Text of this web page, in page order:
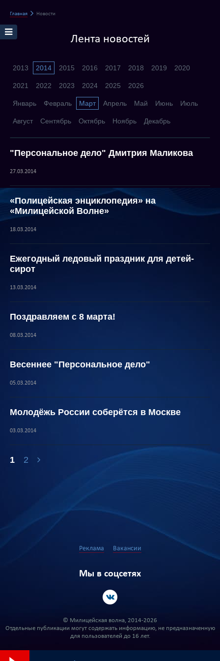
Главная Новости
Лента новостей
2013 2014 2015 2016 2017 2018 2019 2020
2021 2022 2023 2024 2025 2026
Январь Февраль Март Апрель Май Июнь Июль
Август Сентябрь Октябрь Ноябрь Декабрь
"Персональное дело" Дмитрия Маликова
27.03.2014
«Полицейская энциклопедия» на
«Милицейской Волне»
18.03.2014
Ежегодный ледовый праздник для детей-
сирот
13.03.2014
Поздравляем с 8 марта!
08.03.2014
Весеннее "Персональное дело"
05.03.2014
Молодёжь России соберётся в Москве
03.03.2014
1 2
Реклама Вакансии
Мы в соцсетях
© Милицейская волна, 2014-2026
Отдельные публикации могут содержать информацию, не предназначенную
для пользователей до 16 лет.